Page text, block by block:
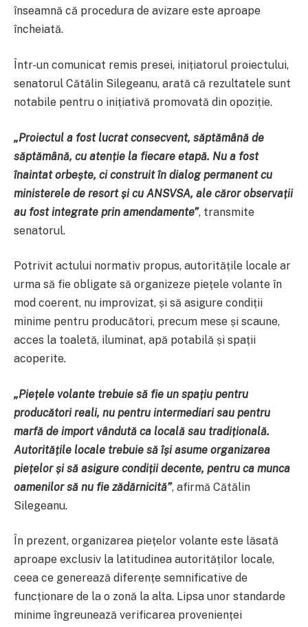
înseamnă că procedura de avizare este aproape
încheiată.
Într-un comunicat remis presei, inițiatorul proiectului,
senatorul Cătălin Silegeanu, arată că rezultatele sunt
notabile pentru o inițiativă promovată din opoziție.
„Proiectul a fost lucrat consecvent, săptămână de
săptămână, cu atenție la fiecare etapă. Nu a fost
înaintat orbește, ci construit în dialog permanent cu
ministerele de resort și cu ANSVSA, ale căror observații
au fost integrate prin amendamente”, transmite
senatorul.
Potrivit actului normativ propus, autoritățile locale ar
urma să fie obligate să organizeze piețele volante în
mod coerent, nu improvizat, și să asigure condiții
minime pentru producători, precum mese și scaune,
acces la toaletă, iluminat, apă potabilă și spații
acoperite.
„Piețele volante trebuie să fie un spațiu pentru
producători reali, nu pentru intermediari sau pentru
marfă de import vândută ca locală sau tradițională.
Autoritățile locale trebuie să își asume organizarea
piețelor și să asigure condiții decente, pentru ca munca
oamenilor să nu fie zădărnicită”, afirmă Cătălin
Silegeanu.
În prezent, organizarea piețelor volante este lăsată
aproape exclusiv la latitudinea autorităților locale,
ceea ce generează diferențe semnificative de
funcționare de la o zonă la alta. Lipsa unor standarde
minime îngreunează verificarea provenienței